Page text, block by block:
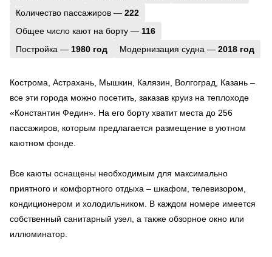
Количество пассажиров — 222
Общее число кают на борту — 116
Постройка — 1980 год Модернизация судна — 2018 год
Кострома, Астрахань, Мышкин, Калязин, Волгоград, Казань –
все эти города можно посетить, заказав круиз на теплоходе
«Константин Федин». На его борту хватит места до 256
пассажиров, которым предлагается размещение в уютном
каютном фонде.
Все каюты оснащены необходимым для максимально
приятного и комфортного отдыха – шкафом, телевизором,
кондиционером и холодильником. В каждом номере имеется
собственный санитарный узел, а также обзорное окно или
иллюминатор.